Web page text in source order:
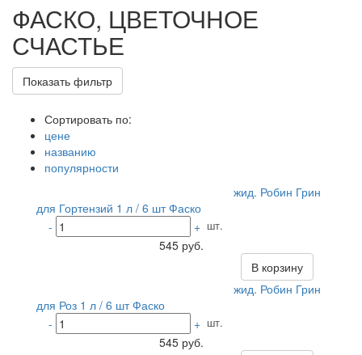
ФАСКО, ЦВЕТОЧНОЕ
СЧАСТЬЕ
Показать фильтр
Сортировать по:
цене
названию
популярности
жид. Робин Грин
для Гортензий 1 л / 6 шт Фаско
-
+ шт.
545 руб.
В корзину
жид. Робин Грин
для Роз 1 л / 6 шт Фаско
-
+ шт.
545 руб.